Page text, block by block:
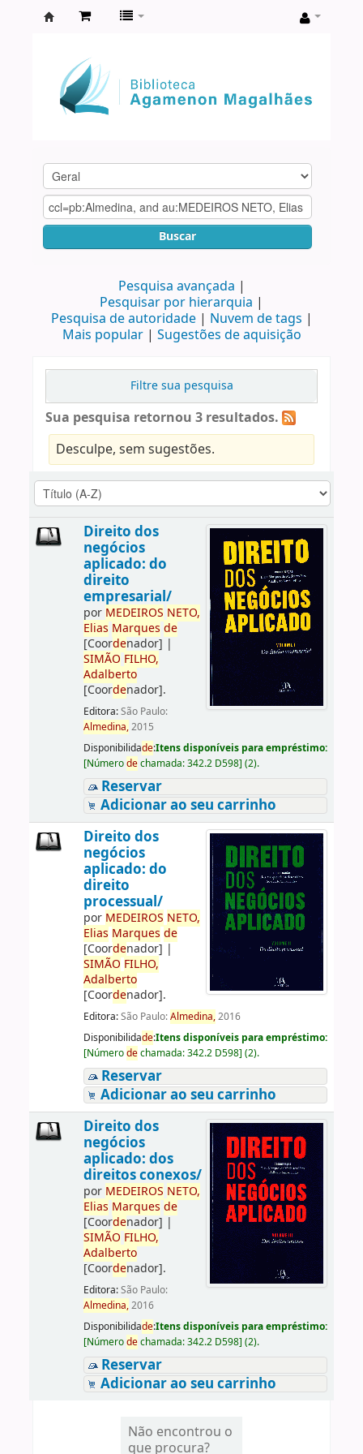
Agamenon
Magalhães
Buscar
Pesquisa avançada
Pesquisar por hierarquia
Pesquisa de autoridade
Nuvem de tags
Mais popular
Sugestões de aquisição
Filtre sua pesquisa
Sua pesquisa retornou 3 resultados.
Desculpe, sem sugestões.
Direito dos
negócios
aplicado: do
direito
empresarial/
por MEDEIROS NETO,
Elias Marques de
[Coordenador] |
SIMÃO FILHO,
Adalberto
[Coordenador].
Editora:São Paulo:
Almedina,2015
Disponibilidade:Itens disponíveis para empréstimo:
[Númerodechamada:342.2 D598] (2).
Reservar
Adicionar ao seu carrinho
Direito dos
negócios
aplicado: do
direito
processual/
por MEDEIROS NETO,
Elias Marques de
[Coordenador] |
SIMÃO FILHO,
Adalberto
[Coordenador].
Editora:São Paulo:Almedina,2016
Disponibilidade:Itens disponíveis para empréstimo:
[Númerodechamada:342.2 D598] (2).
Reservar
Adicionar ao seu carrinho
Direito dos
negócios
aplicado: dos
direitos conexos/
por MEDEIROS NETO,
Elias Marques de
[Coordenador] |
SIMÃO FILHO,
Adalberto
[Coordenador].
Editora:São Paulo:
Almedina,2016
Disponibilidade:Itens disponíveis para empréstimo:
[Númerodechamada:342.2 D598] (2).
Reservar
Adicionar ao seu carrinho
Não encontrou o
que procura?